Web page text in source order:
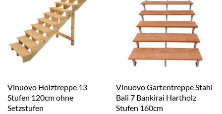
Vinuovo Holztreppe 13
Stufen 120cm ohne
Setzstufen
Vinuovo Gartentreppe Stahl
Bali 7 Bankirai Hartholz
Stufen 160cm